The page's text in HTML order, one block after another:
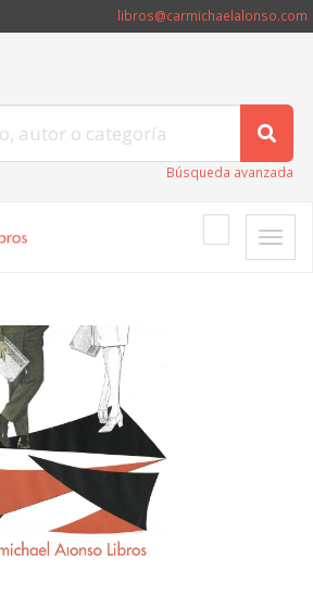
libros@carmichaelalonso.com
Búsqueda avanzada
Toggle